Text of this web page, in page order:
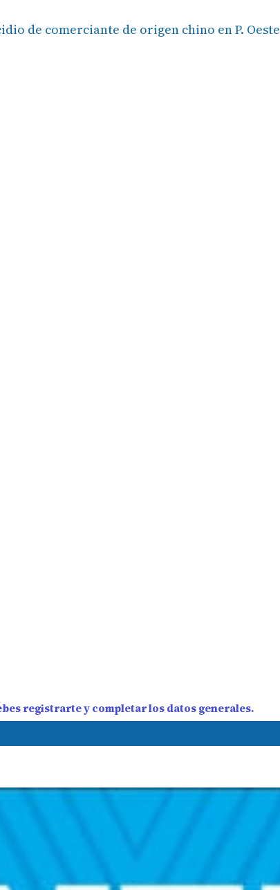
de comerciante de origen chino en P. Oeste
registrarte y completar los datos generales.